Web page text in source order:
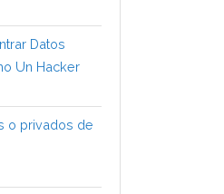
Datos
Un Hacker
o privados de